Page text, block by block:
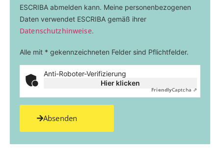
ESCRIBA abmelden kann. Meine personenbezogenen
Daten verwendet ESCRIBA gemäß ihrer
Datenschutzhinweise.
Alle mit * gekennzeichneten Felder sind Pflichtfelder.
Anti-Roboter-Verifizierung
Hier klicken
FriendlyCaptcha ⇗
Absenden